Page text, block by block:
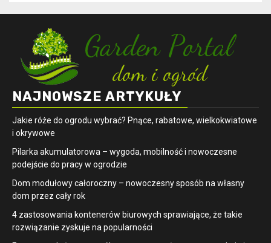
NAJNOWSZE ARTYKUŁY
Jakie róże do ogrodu wybrać? Pnące, rabatowe, wielkokwiatowe
i okrywowe
Pilarka akumulatorowa – wygoda, mobilność i nowoczesne
podejście do pracy w ogrodzie
Dom modułowy całoroczny – nowoczesny sposób na własny
dom przez cały rok
4 zastosowania kontenerów biurowych sprawiające, że takie
rozwiązanie zyskuje na popularności